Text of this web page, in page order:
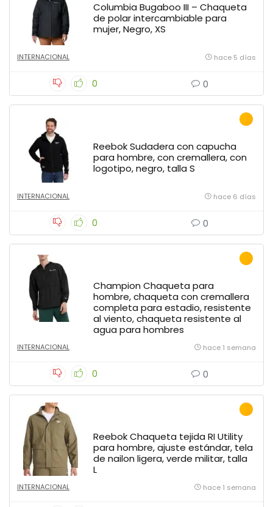
Columbia Bugaboo III – Chaqueta
de polar intercambiable para
mujer, Negro, XS
INTERNACIONAL hace 5 días
0 0
Reebok Sudadera con capucha
para hombre, con cremallera, con
logotipo, negro, talla S
INTERNACIONAL hace 6 días
0 0
Champion Chaqueta para
hombre, chaqueta con cremallera
completa para estadio, resistente
al viento, chaqueta resistente al
agua para hombres
INTERNACIONAL hace 1 semana
0 0
Reebok Chaqueta tejida RI Utility
para hombre, ajuste estándar, tela
de nailon ligera, verde militar, talla
L
INTERNACIONAL hace 1 semana